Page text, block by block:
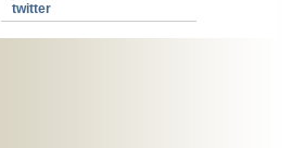
twitter